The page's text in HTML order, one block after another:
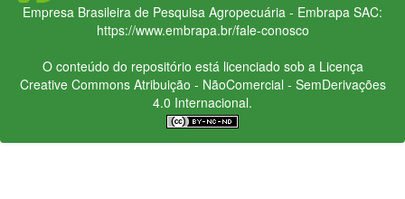
Empresa Brasileira de Pesquisa Agropecuária - Embrapa SAC:
https://www.embrapa.br/fale-conosco
O conteúdo do repositório está licenciado sob a Licença
Creative CommonsAtribuição - NãoComercial - SemDerivações
4.0 Internacional.